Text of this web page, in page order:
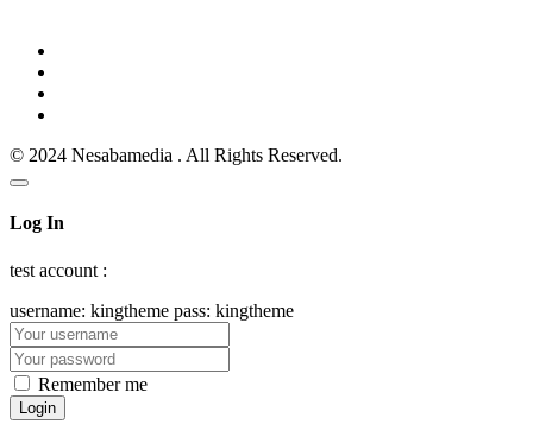
© 2024 Nesabamedia . All Rights Reserved.
Log In
test account :
username: kingtheme pass: kingtheme
Remember me